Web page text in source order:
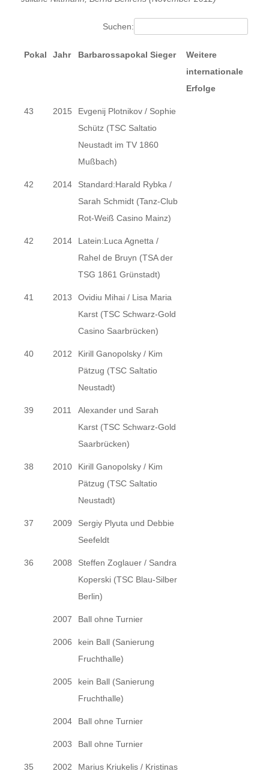
Suchen:
Pokal Jahr Barbarossapokal Sieger
Weitere
internationale
Erfolge
43 2015
Evgenij Plotnikov / Sophie
Schütz (TSC Saltatio
Neustadt im TV 1860
Mußbach)
42 2014
Standard:Harald Rybka /
Sarah Schmidt (Tanz-Club
Rot-Weiß Casino Mainz)
42 2014
Latein:Luca Agnetta /
Rahel de Bruyn (TSA der
TSG 1861 Grünstadt)
41 2013
Ovidiu Mihai / Lisa Maria
Karst (TSC Schwarz-Gold
Casino Saarbrücken)
40 2012
Kirill Ganopolsky / Kim
Pätzug (TSC Saltatio
Neustadt)
39 2011
Alexander und Sarah
Karst (TSC Schwarz-Gold
Saarbrücken)
38 2010
Kirill Ganopolsky / Kim
Pätzug (TSC Saltatio
Neustadt)
37 2009
Sergiy Plyuta und Debbie
Seefeldt
36 2008
Steffen Zoglauer / Sandra
Koperski (TSC Blau-Silber
Berlin)
2007 Ball ohne Turnier
2006
kein Ball (Sanierung
Fruchthalle)
2005
kein Ball (Sanierung
Fruchthalle)
2004 Ball ohne Turnier
2003 Ball ohne Turnier
35 2002
Marius Kriukelis / Kristinas